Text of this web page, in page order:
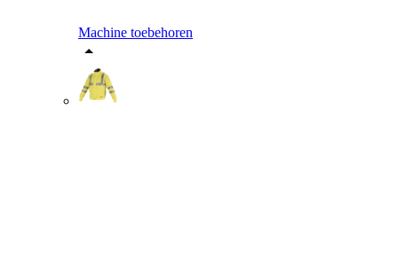
Machine toebehoren